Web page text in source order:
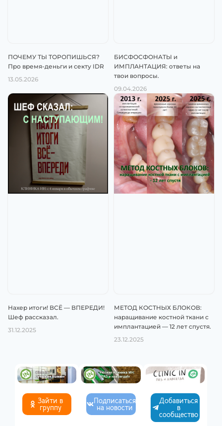
ПОЧЕМУ ТЫ ТОРОПИШЬСЯ?
Про время-деньги и секту IDR
13.05.2026
БИСФОСФОНАТЫ и
ИМПЛАНТАЦИЯ: ответы на
твои вопросы.
09.04.2026
Нахер итоги! ВСЁ — ВПЕРЕДИ!
Шеф рассказал.
31.12.2025
МЕТОД КОСТНЫХ БЛОКОВ:
наращивание костной ткани с
имплантацией — 12 лет спустя.
23.12.2025
Зайти в
группу
Подписаться
на новости
Добавиться
в
сообщество